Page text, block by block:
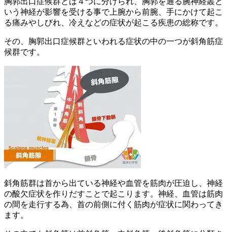
いう神経が影響を受ける事で上腕から前腕、手にかけて起こ
る痛みやしびれ、冷えなどの症状が起こる疾患の総称です。
その、胸郭出口症候群といわれる症状の中の一つが斜角筋症
候群です。
斜角筋群は首から出ている神経や血管を筋肉が圧迫し、神経
の酸欠症状を作りだすことで起こります。神経、血管は筋肉
の間を走行する為、首の前側に付く筋肉が症状に関わってき
ます。